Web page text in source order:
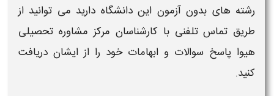
رشته های بدون آزمون این دانشگاه دارید می توانید از
طریق تماس تلفنی با کارشناسان مرکز مشاوره تحصیلی
هیوا پاسخ سوالات و ابهامات خود را از ایشان دریافت
کنید.